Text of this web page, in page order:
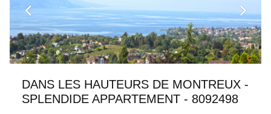
DANS LES HAUTEURS DE MONTREUX -
SPLENDIDE APPARTEMENT - 8092498